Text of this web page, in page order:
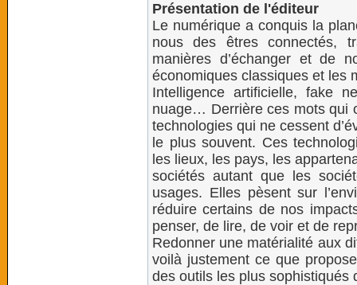
Présentation de l'éditeur
Le numérique a conquis la
nous des êtres connectés,
manières d’échanger et de
économiques classiques et les
Intelligence artificielle, fake
nuage… Derrière ces mots qui
technologies qui ne cessent
le plus souvent. Ces
les lieux, les pays, les
sociétés autant que les
usages. Elles pèsent sur
réduire certains de nos
penser, de lire, de voir et de
Redonner une matérialité aux
voilà justement ce que
des outils les plus sophistiqués